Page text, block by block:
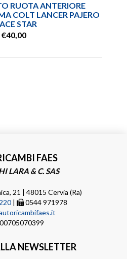
RUOTA ANTERIORE
COLT LANCER PAJERO
STAR
€40,00
FAES
LARA & C. SAS
21 | 48015 Cervia (Ra)
|
0544 971978
00705070399
NEWSLETTER